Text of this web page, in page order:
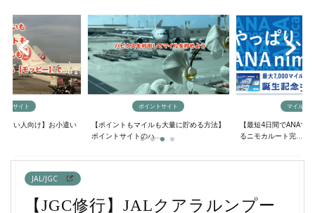
トサイト
しい人向け】お小遣い
ポイントサイト
【ポイントもマイルも大量に貯める方法】
ポイントサイトのハ...
マイルの
【最短4日間でANAマ
るニモカルート完...
JAL/JGC
【JGC修行】JALクアラルンプー